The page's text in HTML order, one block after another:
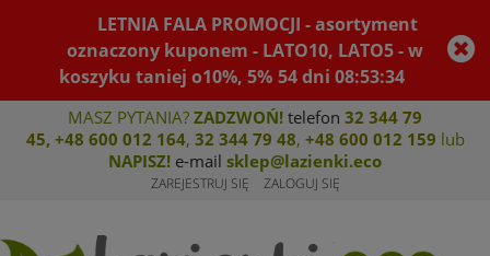
LETNIA FALA PROMOCJI - asortyment
oznaczony kuponem - LATO10, LATO5 - w
koszyku taniej o10%, 5% 54dni08:53:34
MASZ PYTANIA? ZADZWOŃ! telefon 32 344 79
45, +48 600 012 164, 32 344 79 48, +48 600 012 159 lub
NAPISZ! e-mail sklep@lazienki.eco
ZAREJESTRUJ SIĘ ZALOGUJ SIĘ